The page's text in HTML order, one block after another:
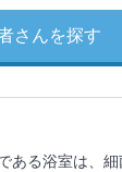
さんを探す
ある浴室は、